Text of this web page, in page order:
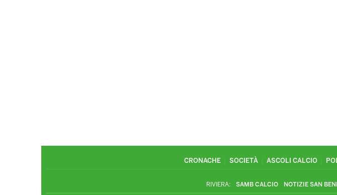
CRONACHE SOCIETÀ ASCOLI CALCIO
RIVIERA: SAMB CALCIO NOTIZIE SAN